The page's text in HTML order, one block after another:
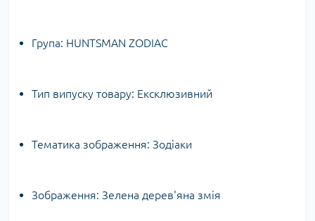
Група: HUNTSMAN ZODIAC
Тип випуску товару: Ексклюзивний
Тематика зображення: Зодіаки
Зображення: Зелена дерев'яна змія